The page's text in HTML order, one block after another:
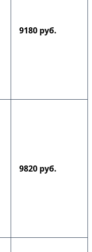
9180 руб.
9820 руб.